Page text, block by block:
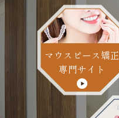
マウスピース矯正
専門サイト